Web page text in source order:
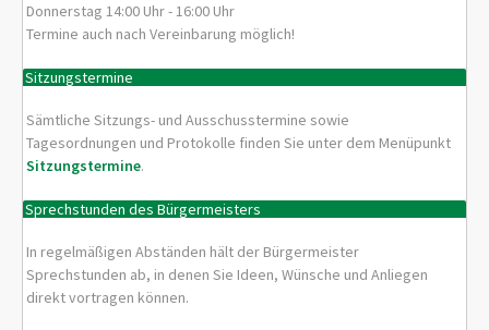
Donnerstag 14:00 Uhr - 16:00 Uhr
Termine auch nach Vereinbarung möglich!
Sitzungstermine
Sämtliche Sitzungs- und Ausschusstermine sowie
Tagesordnungen und Protokolle finden Sie unter dem Menüpunkt
Sitzungstermine.
Sprechstunden des Bürgermeisters
In regelmäßigen Abständen hält der Bürgermeister
Sprechstunden ab, in denen Sie Ideen, Wünsche und Anliegen
direkt vortragen können.